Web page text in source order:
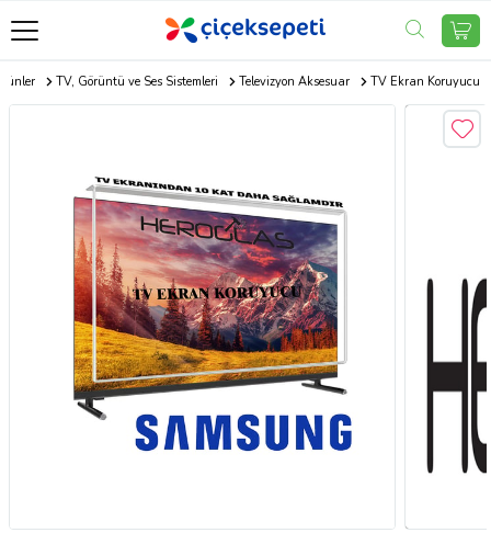
TV, Görüntü ve Ses Sistemleri Televizyon Aksesuar TV Ekran Koruyucu